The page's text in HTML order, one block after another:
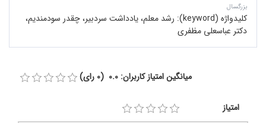
بزرگسال
کلیدواژه (keyword):
رشد معلم،‌ یادداشت سردبیر، چقدر سودمندیم،
دکتر عباسعلى مظفرى
میانگین امتیاز کاربران: 0.0 (0 رای)
امتیاز